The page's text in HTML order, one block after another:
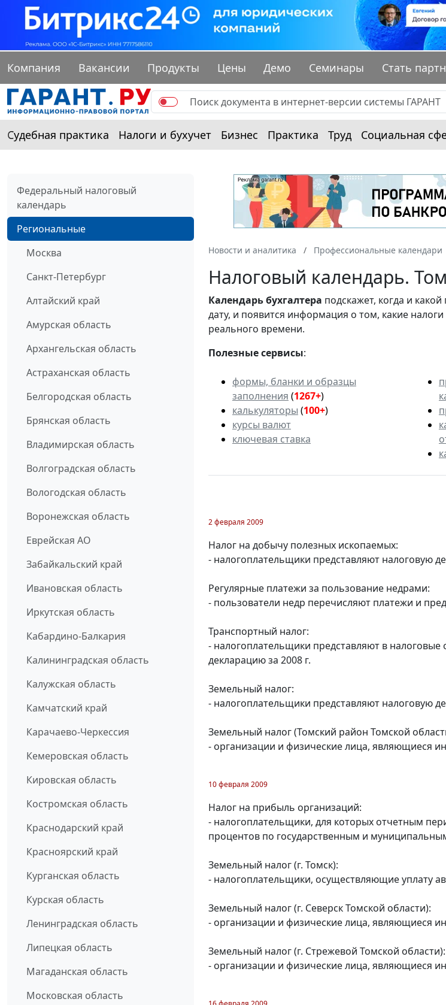
Компания Вакансии Продукты Цены Демо Семинары Стать
Судебная практика Налоги и бухучет Бизнес Практика Труд Социальная
Федеральный налоговый
календарь
Региональные
Москва
Санкт-Петербург
Алтайский край
Амурская область
Архангельская область
Астраханская область
Белгородская область
Брянская область
Владимирская область
Волгоградская область
Вологодская область
Воронежская область
Еврейская АО
Забайкальский край
Ивановская область
Иркутская область
Кабардино-Балкария
Калининградская область
Калужская область
Камчатский край
Карачаево-Черкессия
Кемеровская область
Кировская область
Костромская область
Краснодарский край
Красноярский край
Курганская область
Курская область
Ленинградская область
Липецкая область
Магаданская область
Московская область
Новости и аналитика Профессиональные календари
Налоговый календарь.
Календарьбухгалтера подскажет, когда и
дату, и появится информация о том, какие
реального времени.
Полезные сервисы:
формы, бланки и образцы
заполнения (1267+)
калькуляторы (100+)
курсы валют
ключевая ставка
2 февраля 2009
Налог на добычу полезных ископаемых:
- налогоплательщики представляют налоговую
Регулярные платежи за пользование недрами:
- пользователи недр перечисляют платежи и
Транспортный налог:
- налогоплательщики представляют в
декларацию за 2008 г.
Земельный налог:
- налогоплательщики представляют налоговую
Земельный налог (Томский район Томской
- организации и физические лица, являющиеся
10 февраля 2009
Налог на прибыль организаций:
- налогоплательщики, для которых отчетным
процентов по государственным и
Земельный налог (г. Томск):
- налогоплательщики, осуществляющие уплату
Земельный налог (г. Северск Томской области):
- организации и физические лица, являющиеся
Земельный налог (г. Стрежевой Томской области):
- организации и физические лица, являющиеся